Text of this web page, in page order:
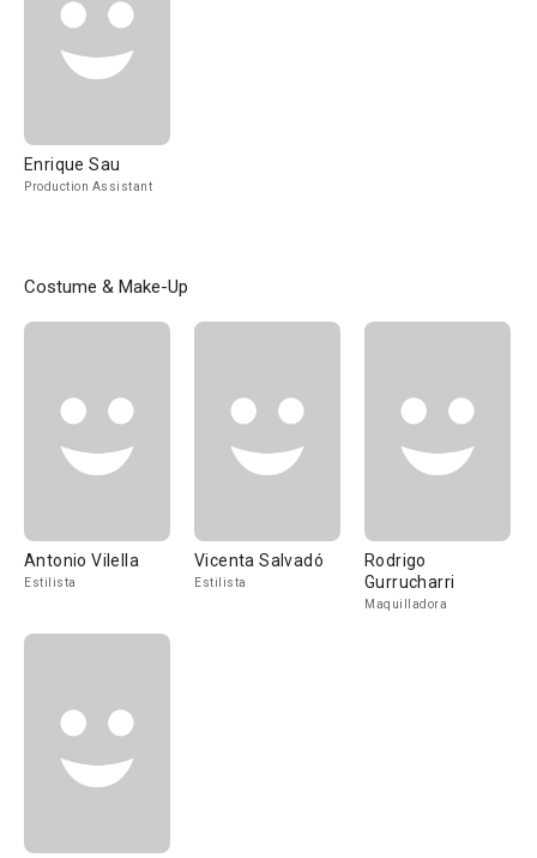
Enrique Sau
Production Assistant
Costume & Make-Up
Antonio Vilella
Estilista
Vicenta Salvadó
Estilista
Rodrigo
Gurrucharri
Maquilladora